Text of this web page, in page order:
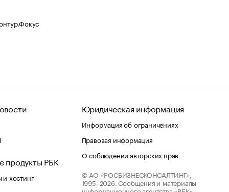
продукты РБК
хостинг
Юридическая информация
Информация об ограничениях
Правовая информация
О соблюдении авторских прав
© АО «РОСБИЗНЕСКОНСАЛТИНГ»,
1995–2026. Сообщения и материалы